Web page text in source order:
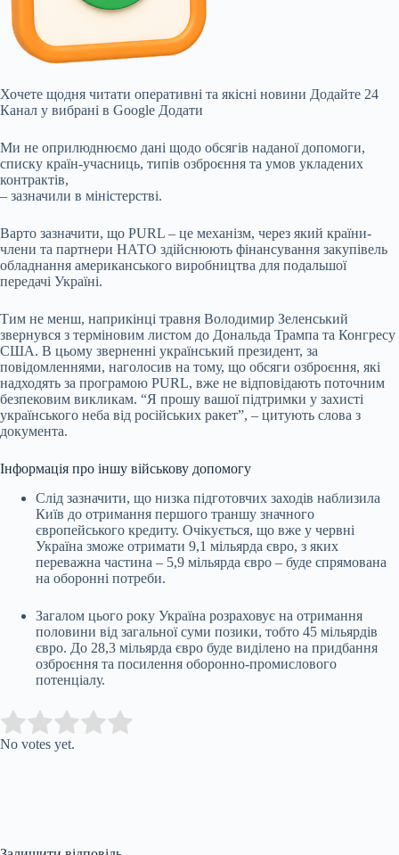
Хочете щодня читати оперативні та якісні новини Додайте 24
Канал у вибрані в Google Додати
Ми не оприлюднюємо дані щодо обсягів наданої допомоги,
списку країн-учасниць, типів озброєння та умов укладених
контрактів,
– зазначили в міністерстві.
Варто зазначити, що PURL – це механізм, через який країни-
члени та партнери НАТО здійснюють фінансування закупівель
обладнання американського виробництва для подальшої
передачі Україні.
Тим не менш, наприкінці травня Володимир Зеленський
звернувся з терміновим листом до Дональда Трампа та Конгресу
США. В цьому зверненні український президент, за
повідомленнями, наголосив на тому, що обсяги озброєння, які
надходять за програмою PURL, вже не відповідають поточним
безпековим викликам. “Я прошу вашої підтримки у захисті
українського неба від російських ракет”, – цитують слова з
документа.
Інформація про іншу військову допомогу
Слід зазначити, що низка підготовчих заходів наблизила
Київ до отримання першого траншу значного
європейського кредиту. Очікується, що вже у червні
Україна зможе отримати 9,1 мільярда євро, з яких
переважна частина – 5,9 мільярда євро – буде спрямована
на оборонні потреби.
Загалом цього року Україна розраховує на отримання
половини від загальної суми позики, тобто 45 мільярдів
євро. До 28,3 мільярда євро буде виділено на придбання
озброєння та посилення оборонно-промислового
потенціалу.
Rate this item:
No votes yet.